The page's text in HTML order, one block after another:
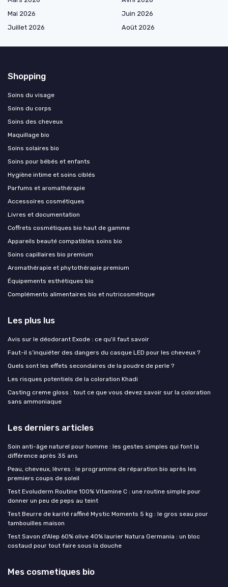
Mai 2026
Juin 2026
Juillet 2026
Août 2026
Shopping
Soins du visage
Soins du corps
Soins des cheveux
Maquillage bio
Soins solaires bio
Soins pour bébés et enfants
Hygiène intime et soins ciblés
Parfums et aromathérapie
Accessoires cosmétiques
Livres et documentation
Coffrets cosmétiques bio haut de gamme
Appareils beauté compatibles soins bio
Soins capillaires bio premium
Aromathérapie et phytothérapie premium
Équipements esthétiques bio
Compléments alimentaires bio et nutricosmétique
Les plus lus
Avis sur le déodorant Exode : ce qu'il faut savoir
Faut-il s’inquiéter des dangers du casque LED pour les cheveux ?
Quels sont les effets secondaires de la poudre de perle ?
Les risques potentiels de la coloration Khadi
Casting creme gloss : tout ce que vous devez savoir sur la coloration
sans ammoniaque
Les derniers articles
Soin anti-âge naturel pour homme : les gestes simples qui font la
différence après 35 ans
Peau, cheveux, lèvres : le programme de réparation bio après les
premiers coups de soleil
Test Evoluderm Routine 100% Vitamine C : une routine simple pour
donner un peu de peps au teint
Test Beurre de karité raffiné Mystic Moments 5 kg : le gros seau pour
tambouilles maison
Test Savon d'Alep 60% olive 40% laurier Natura Germania : un bloc
costaud pour tout faire sous la douche
Mes cosmetiques bio